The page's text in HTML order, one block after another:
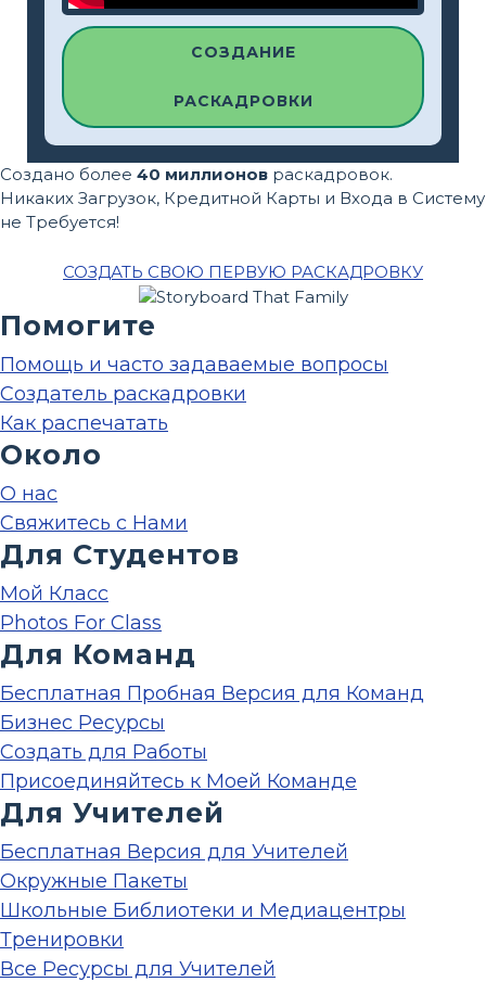
СОЗДАНИЕ
РАСКАДРОВКИ
Создано более 40 миллионов раскадровок.
Никаких Загрузок, Кредитной Карты и Входа в Систему
не Требуется!
СОЗДАТЬ СВОЮ ПЕРВУЮ РАСКАДРОВКУ
Помогите
Помощь и часто задаваемые вопросы
Создатель раскадровки
Как распечатать
Около
О нас
Свяжитесь с Нами
Для Студентов
Мой Класс
Photos For Class
Для Команд
Бесплатная Пробная Версия для Команд
Бизнес Ресурсы
Создать для Работы
Присоединяйтесь к Моей Команде
Для Учителей
Бесплатная Версия для Учителей
Окружные Пакеты
Школьные Библиотеки и Медиацентры
Тренировки
Все Ресурсы для Учителей